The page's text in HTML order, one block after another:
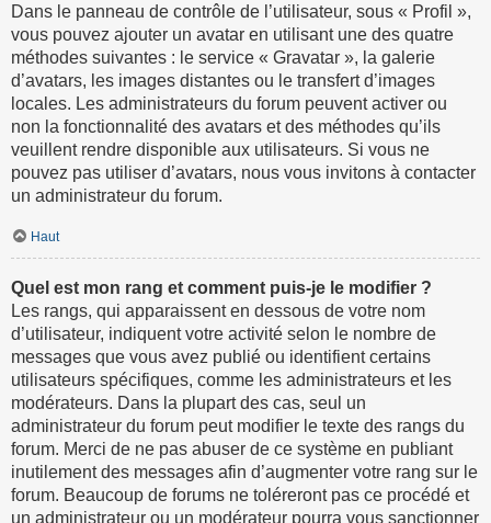
Dans le panneau de contrôle de l’utilisateur, sous « Profil »,
vous pouvez ajouter un avatar en utilisant une des quatre
méthodes suivantes : le service « Gravatar », la galerie
d’avatars, les images distantes ou le transfert d’images
locales. Les administrateurs du forum peuvent activer ou
non la fonctionnalité des avatars et des méthodes qu’ils
veuillent rendre disponible aux utilisateurs. Si vous ne
pouvez pas utiliser d’avatars, nous vous invitons à contacter
un administrateur du forum.
Haut
Quel est mon rang et comment puis-je le modifier ?
Les rangs, qui apparaissent en dessous de votre nom
d’utilisateur, indiquent votre activité selon le nombre de
messages que vous avez publié ou identifient certains
utilisateurs spécifiques, comme les administrateurs et les
modérateurs. Dans la plupart des cas, seul un
administrateur du forum peut modifier le texte des rangs du
forum. Merci de ne pas abuser de ce système en publiant
inutilement des messages afin d’augmenter votre rang sur le
forum. Beaucoup de forums ne toléreront pas ce procédé et
un administrateur ou un modérateur pourra vous sanctionner